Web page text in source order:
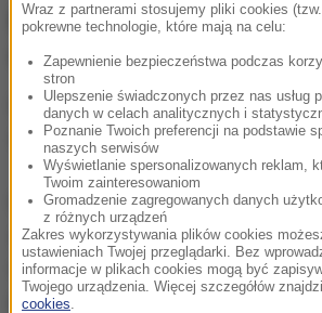
Prawdopodobnie między
mężczyznami doszło
Do ataku doszło w sobotę ok.
świadkowie rzucili się w pogoń za
Policja nie wyklucza, że napastnik
znać, bo razem przebywali w
wrocławskiej galerii handlowej.
po polsku, dlatego przy jego
Wraz z partnerami stosujemy pliki cookies
pokrewne technologie, które mają na celu:
Zapewnienie bezpieczeństwa podczas
stron
Ulepszenie świadczonych przez nas usług
danych w celach analitycznych i
Poznanie Twoich preferencji na podstawie
naszych serwisów
Wyświetlanie spersonalizowanych reklam,
Twoim zainteresowaniom
Gromadzenie zagregowanych danych
z różnych urządzeń
Zakres wykorzystywania plików cookies
ustawieniach Twojej przeglądarki. Bez
informacje w plikach cookies mogą być
Twojego urządzenia. Więcej szczegółów
cookies